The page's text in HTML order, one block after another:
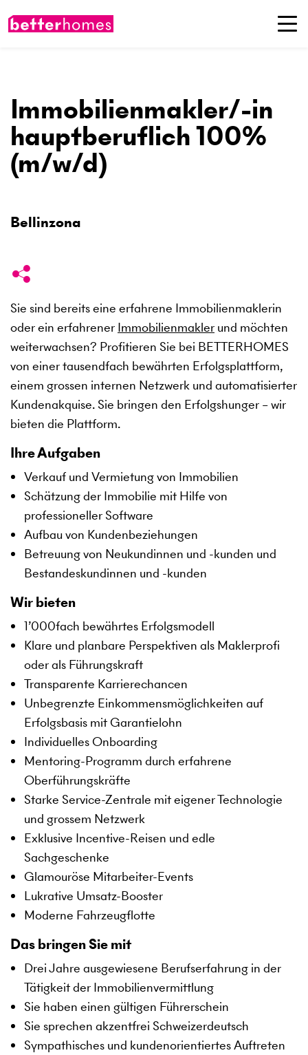
Immobilienmakler/-in
hauptberuflich 100%
(m/w/d)
Bellinzona
Sie sind bereits eine erfahrene Immobilienmaklerin
oder ein erfahrener Immobilienmakler und möchten
weiterwachsen? Profitieren Sie bei BETTERHOMES
von einer tausendfach bewährten Erfolgsplattform,
einem grossen internen Netzwerk und automatisierter
Kundenakquise. Sie bringen den Erfolgshunger – wir
bieten die Plattform.
Ihre Aufgaben
Verkauf und Vermietung von Immobilien
Schätzung der Immobilie mit Hilfe von
professioneller Software
Aufbau von Kundenbeziehungen
Betreuung von Neukundinnen und -kunden und
Bestandeskundinnen und -kunden
Wir bieten
1’000fach bewährtes Erfolgsmodell
Klare und planbare Perspektiven als Maklerprofi
oder als Führungskraft
Transparente Karrierechancen
Unbegrenzte Einkommensmöglichkeiten auf
Erfolgsbasis mit Garantielohn
Individuelles Onboarding
Mentoring-Programm durch erfahrene
Oberführungskräfte
Starke Service-Zentrale mit eigener Technologie
und grossem Netzwerk
Exklusive Incentive-Reisen und edle
Sachgeschenke
Glamouröse Mitarbeiter-Events
Lukrative Umsatz-Booster
Moderne Fahrzeugflotte
Das bringen Sie mit
Drei Jahre ausgewiesene Berufserfahrung in der
Tätigkeit der Immobilienvermittlung
Sie haben einen gültigen Führerschein
Sie sprechen akzentfrei Schweizerdeutsch
Sympathisches und kundenorientiertes Auftreten